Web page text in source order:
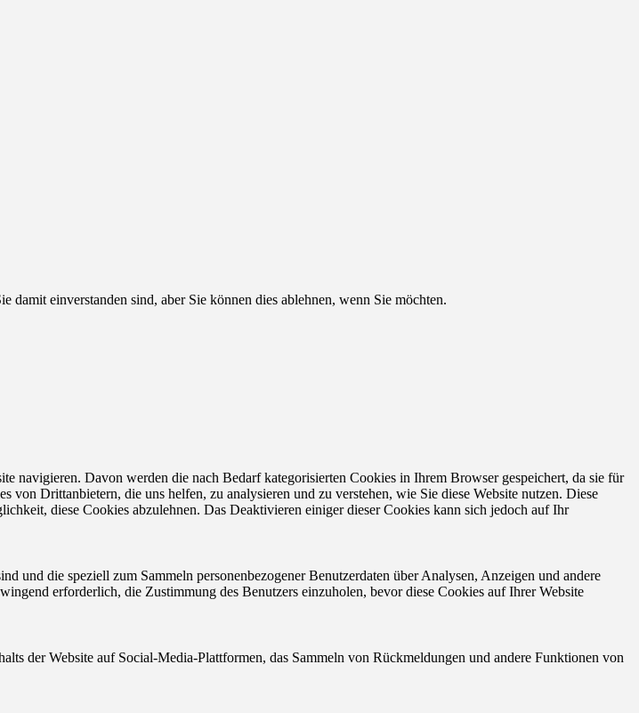
damit einverstanden sind, aber Sie können dies ablehnen, wenn Sie möchten.
navigieren. Davon werden die nach Bedarf kategorisierten Cookies in Ihrem Browser gespeichert, da sie für
Drittanbietern, die uns helfen, zu analysieren und zu verstehen, wie Sie diese Website nutzen. Diese
diese Cookies abzulehnen. Das Deaktivieren einiger dieser Cookies kann sich jedoch auf Ihr
die speziell zum Sammeln personenbezogener Benutzerdaten über Analysen, Anzeigen und andere
erforderlich, die Zustimmung des Benutzers einzuholen, bevor diese Cookies auf Ihrer Website
der Website auf Social-Media-Plattformen, das Sammeln von Rückmeldungen und andere Funktionen von